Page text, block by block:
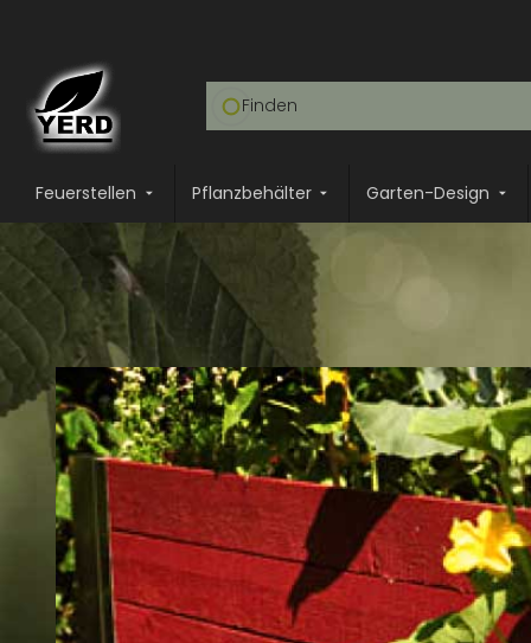
Feuerstellen Pflanzbehälter Garten-Design